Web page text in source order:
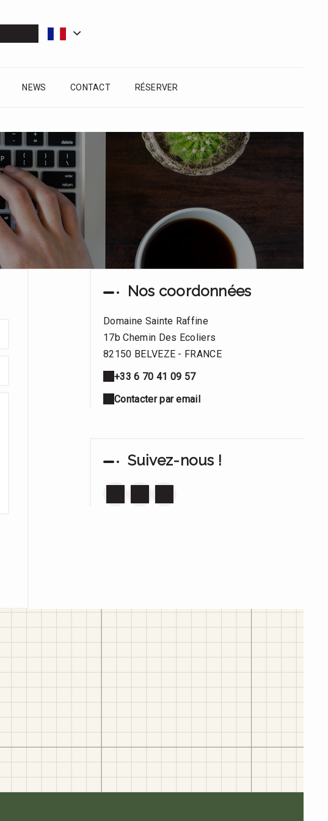
NEWS CONTACT RÉSERVER
Nos coordonnées
Domaine Sainte Raffine
17b Chemin Des Ecoliers
82150 BELVEZE - FRANCE
+33 6 70 41 09 57
Contacter par email
Suivez-nous !